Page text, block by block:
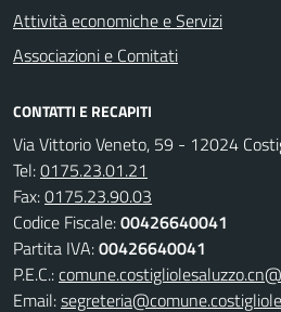
Attività economiche e Servizi
Associazioni e Comitati
CONTATTI E RECAPITI
Via Vittorio Veneto, 59 - 12024
Tel:0175.23.01.21
Fax:0175.23.90.03
Codice Fiscale:00426640041
Partita IVA:00426640041
P.E.C.:
Email: